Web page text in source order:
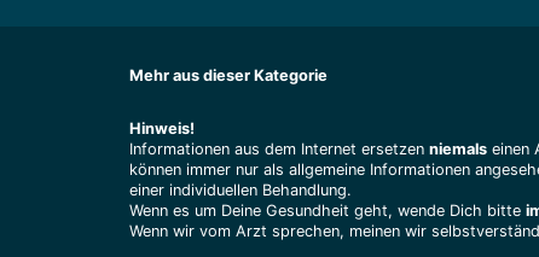
Mehr aus dieser Kategorie
Hinweis!
Informationen aus dem Internet ersetzen niemals einen
können immer nur als allgemeine Informationen
einer individuellen Behandlung.
Wenn es um Deine Gesundheit geht, wende Dich bitte
Wenn wir vom Arzt sprechen, meinen wir